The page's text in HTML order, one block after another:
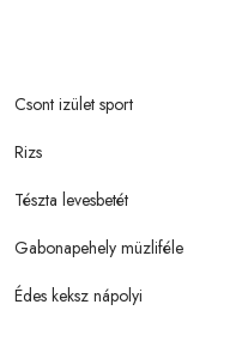
Csont izület sport
Rizs
Tészta levesbetét
Gabonapehely müzliféle
Édes keksz nápolyi